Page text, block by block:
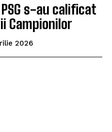
s-au calificat
Campionilor
2026